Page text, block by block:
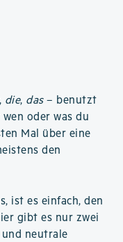
die, das– benutzt
oder was du
Mal über eine
den
ist es einfach, den
gibt es nur zwei
neutrale